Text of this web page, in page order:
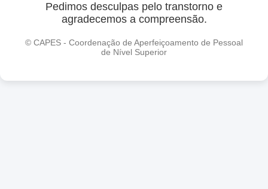
Pedimos desculpas pelo transtorno e
agradecemos a compreensão.
© CAPES - Coordenação de Aperfeiçoamento de Pessoal
de Nível Superior